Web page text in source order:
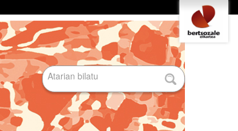
Tresna
pertsonalak
Bilatu atarian
Bilaketa
aurreratua…